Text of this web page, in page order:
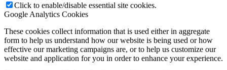
Click to enable/disable essential site cookies.
Google Analytics Cookies
These cookies collect information that is used either in aggregate
form to help us understand how our website is being used or how
effective our marketing campaigns are, or to help us customize our
website and application for you in order to enhance your experience.